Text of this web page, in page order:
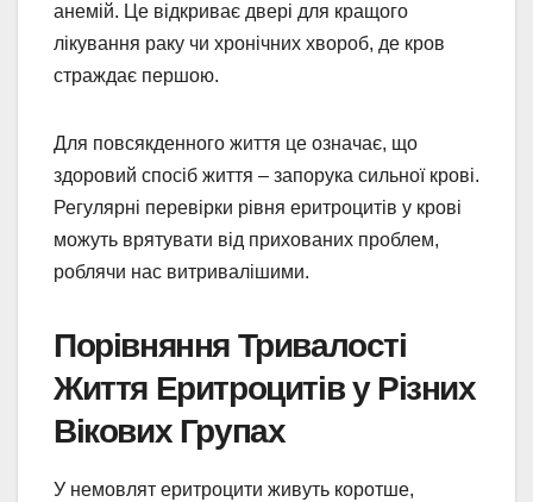
анемій. Це відкриває двері для кращого
лікування раку чи хронічних хвороб, де кров
страждає першою.
Для повсякденного життя це означає, що
здоровий спосіб життя – запорука сильної крові.
Регулярні перевірки рівня еритроцитів у крові
можуть врятувати від прихованих проблем,
роблячи нас витривалішими.
Порівняння Тривалості
Життя Еритроцитів у Різних
Вікових Групах
У немовлят еритроцити живуть коротше,